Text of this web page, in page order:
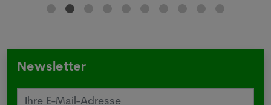
Newsletter